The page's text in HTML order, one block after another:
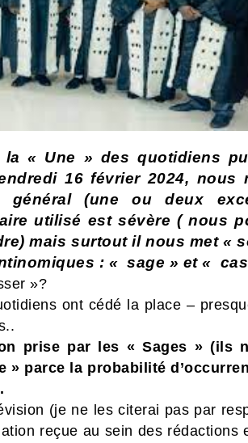
« Une » des quotidiens
16 février 2024, nous
général (une ou deux
utilisé est sévère ( nous
mais surtout il nous met «
: « sage » et «
»?
ont cédé la place –
prise par les « Sages » (ils
» parce la probabilité
(je ne les citerai pas par
reçue au sein des rédactions